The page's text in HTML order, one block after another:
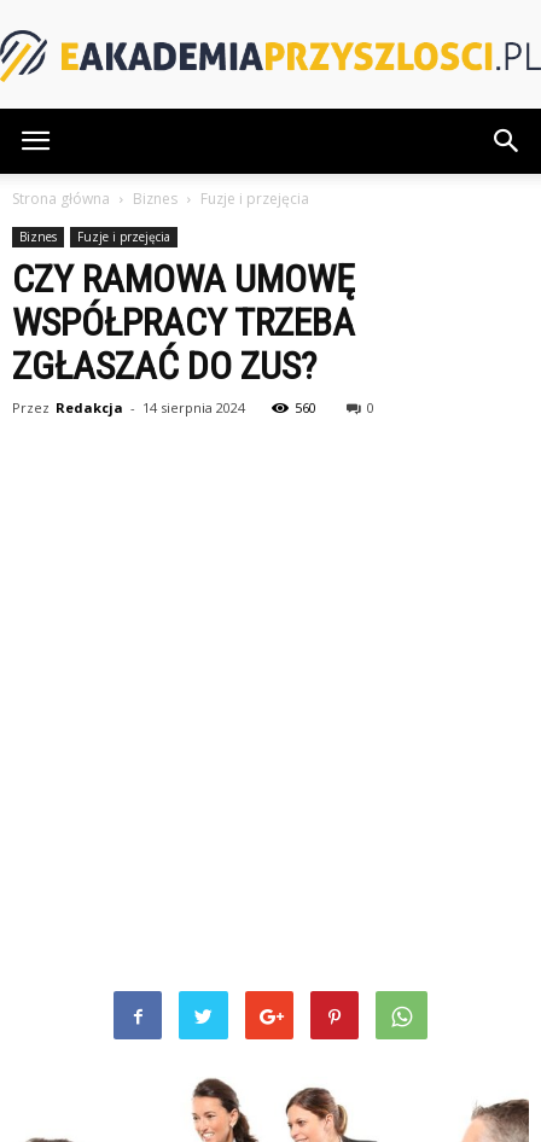
Strona główna Biznes Fuzje i przejęcia
Biznes Fuzje i przejęcia
CZY RAMOWA UMOWĘ
WSPÓŁPRACY TRZEBA
ZGŁASZAĆ DO ZUS?
Przez Redakcja - 14 sierpnia 2024 560 0